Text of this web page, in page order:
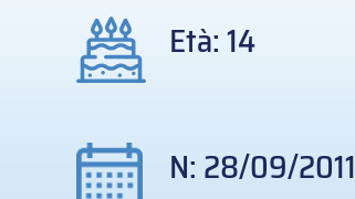
Età: 14
N: 28/09/2011